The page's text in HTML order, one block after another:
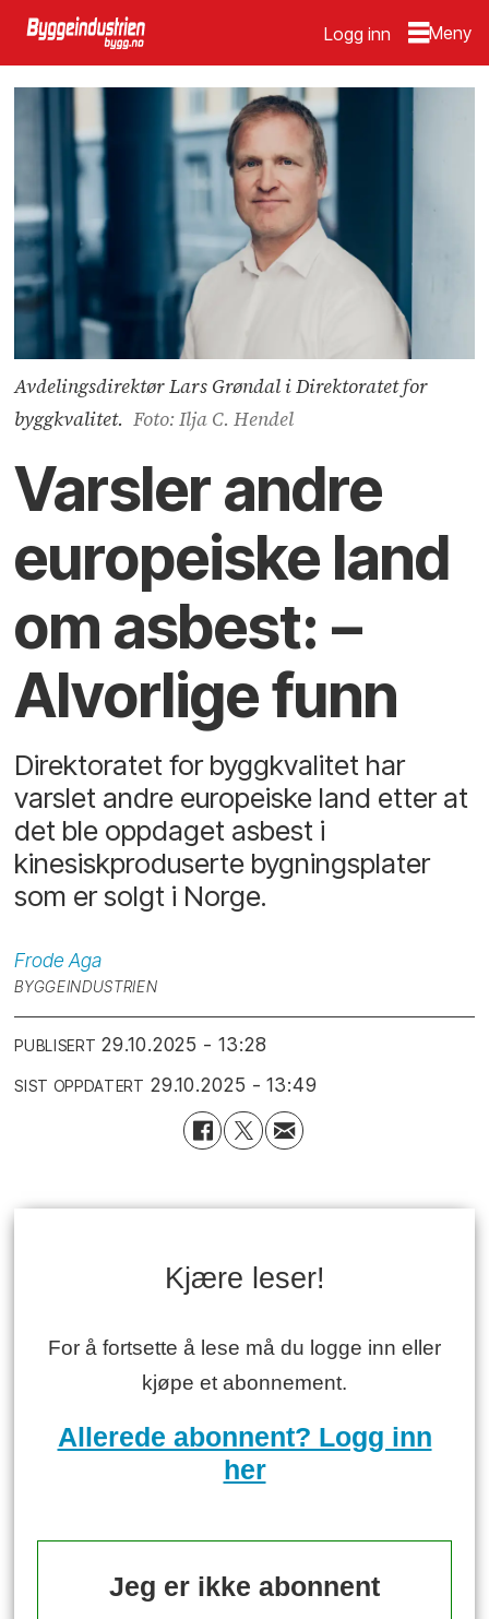
Logg inn
Avdelingsdirektør Lars Grøndal i Direktoratet for
byggkvalitet. Foto: Ilja C. Hendel
Varsler andre
europeiske land
om asbest: –
Alvorlige funn
Direktoratet for byggkvalitet har
varslet andre europeiske land etter at
det ble oppdaget asbest i
kinesiskproduserte bygningsplater
som er solgt i Norge.
Frode Aga
BYGGEINDUSTRIEN
PUBLISERT 29.10.2025 - 13:28
SIST OPPDATERT 29.10.2025 - 13:49
Kjære leser!
For å fortsette å lese må du logge inn eller
kjøpe et abonnement.
Allerede abonnent? Logg inn
her
Jeg er ikke abonnent